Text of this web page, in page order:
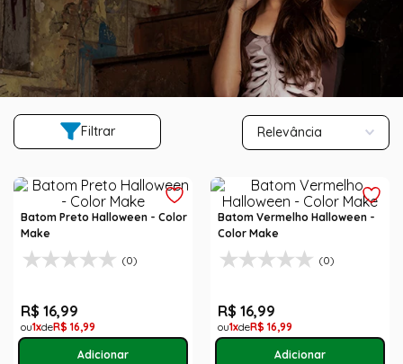
Filtrar Relevância
Batom Preto Halloween - Color
Make
(0)
R$ 16,99
1 R$ 16,99
Batom Vermelho Halloween -
Color Make
(0)
R$ 16,99
1 R$ 16,99